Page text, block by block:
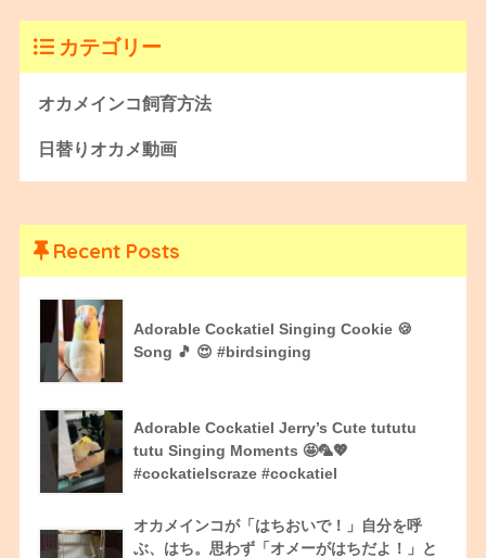
カテゴリー
オカメインコ飼育方法
日替りオカメ動画
Recent Posts
Adorable Cockatiel Singing Cookie 🍪
Song 🎵 😍 #birdsinging
Adorable Cockatiel Jerry’s Cute tututu
tutu Singing Moments 🤩🦜💖
#cockatielscraze #cockatiel
オカメインコが「はちおいで！」自分を呼
ぶ、はち。思わず「オメーがはちだよ！」と